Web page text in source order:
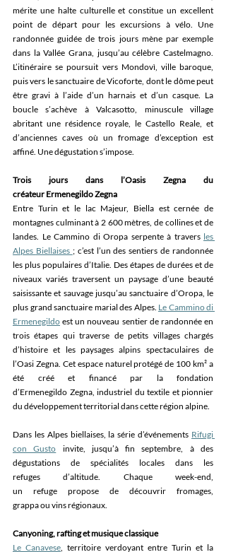
mérite une halte culturelle et constitue un excellent
point de départ pour les excursions à vélo. Une
randonnée guidée de trois jours mène par exemple
dans la Vallée Grana, jusqu’au célèbre Castelmagno.
L’itinéraire se poursuit vers Mondovì, ville baroque,
puis vers le sanctuaire de Vicoforte, dont le dôme peut
être gravi à l’aide d’un harnais et d’un casque. La
boucle s’achève à Valcasotto, minuscule village
abritant une résidence royale, le Castello Reale, et
d’anciennes caves où un fromage d’exception est
affiné. Une dégustation s’impose.
Trois jours dans l’Oasis Zegna du
créateur Ermenegildo Zegna
Entre Turin et le lac Majeur, Biella est cernée de
montagnes culminant à 2 600 mètres, de collines et de
landes. Le Cammino di Oropa serpente à travers les
Alpes Biellaises ; c’est l’un des sentiers de randonnée
les plus populaires d’Italie. Des étapes de durées et de
niveaux variés traversent un paysage d’une beauté
saisissante et sauvage jusqu’au sanctuaire d’Oropa, le
plus grand sanctuaire marial des Alpes. Le Cammino di
Ermenegildo est un nouveau sentier de randonnée en
trois étapes qui traverse de petits villages chargés
d’histoire et les paysages alpins spectaculaires de
l’Oasi Zegna. Cet espace naturel protégé de 100 km² a
été créé et financé par la fondation
d’Ermenegildo Zegna, industriel du textile et pionnier
du développement territorial dans cette région alpine.
Dans les Alpes biellaises, la série d’événements Rifugi
con Gusto invite, jusqu’à fin septembre, à des
dégustations de spécialités locales dans les
refuges d’altitude. Chaque week-end,
un refuge propose de découvrir fromages,
grappa ou vins régionaux.
Canyoning, rafting et musique classique
Le Canavese, territoire verdoyant entre Turin et la